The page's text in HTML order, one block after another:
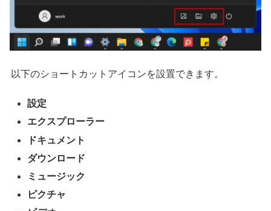
以下のショートカットアイコンを設置できます。
設定
エクスプローラー
ドキュメント
ダウンロード
ミュージック
ピクチャ